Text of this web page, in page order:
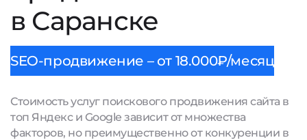
в Саранске
SEO-продвижение – от 18.000₽/месяц
Стоимость услуг поискового продвижения сайта в
топ Яндекс и Google зависит от множества
факторов, но преимущественно от конкуренции в